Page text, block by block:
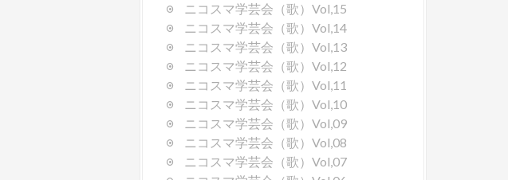
ニコスマ学芸会（歌）Vol,15
ニコスマ学芸会（歌）Vol,14
ニコスマ学芸会（歌）Vol,13
ニコスマ学芸会（歌）Vol,12
ニコスマ学芸会（歌）Vol,11
ニコスマ学芸会（歌）Vol,10
ニコスマ学芸会（歌）Vol,09
ニコスマ学芸会（歌）Vol,08
ニコスマ学芸会（歌）Vol,07